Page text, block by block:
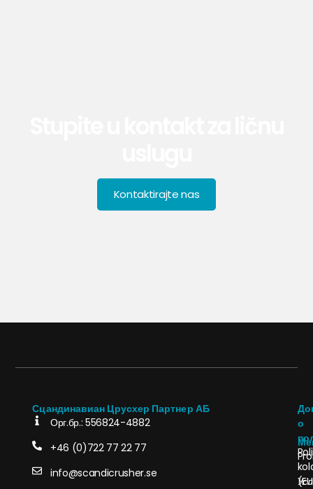
Kontaktirajte nas
Сцандинавиан Црусхер Партнер АБ
Орг.бр.: 556824-4882
+46 (0)722 77 22 77
info@scandicrusher.se
о